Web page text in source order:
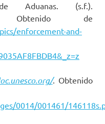
Aduanas. (s.f.).
de
enforcement-and-
. Obtenido
0014/001461/